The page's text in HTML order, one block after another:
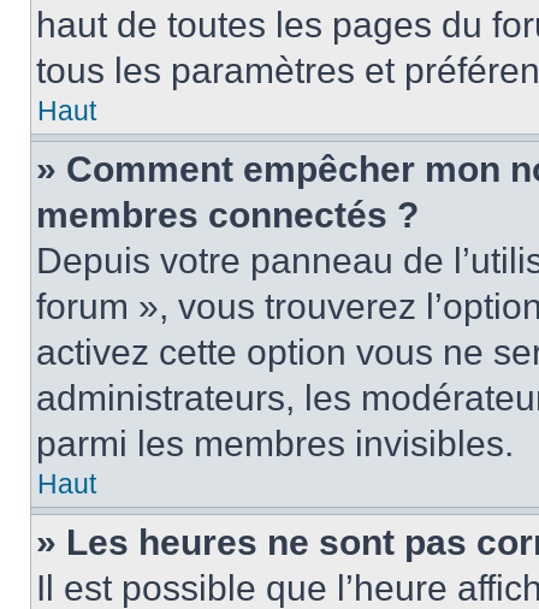
haut de toutes les pages du
tous les paramètres et
Haut
» Comment empêcher mon
membres connectés ?
Depuis votre panneau de
forum », vous trouverez
activez cette option vous ne
administrateurs, les
parmi les membres invisibles.
Haut
» Les heures ne sont pas
Il est possible que l’heure